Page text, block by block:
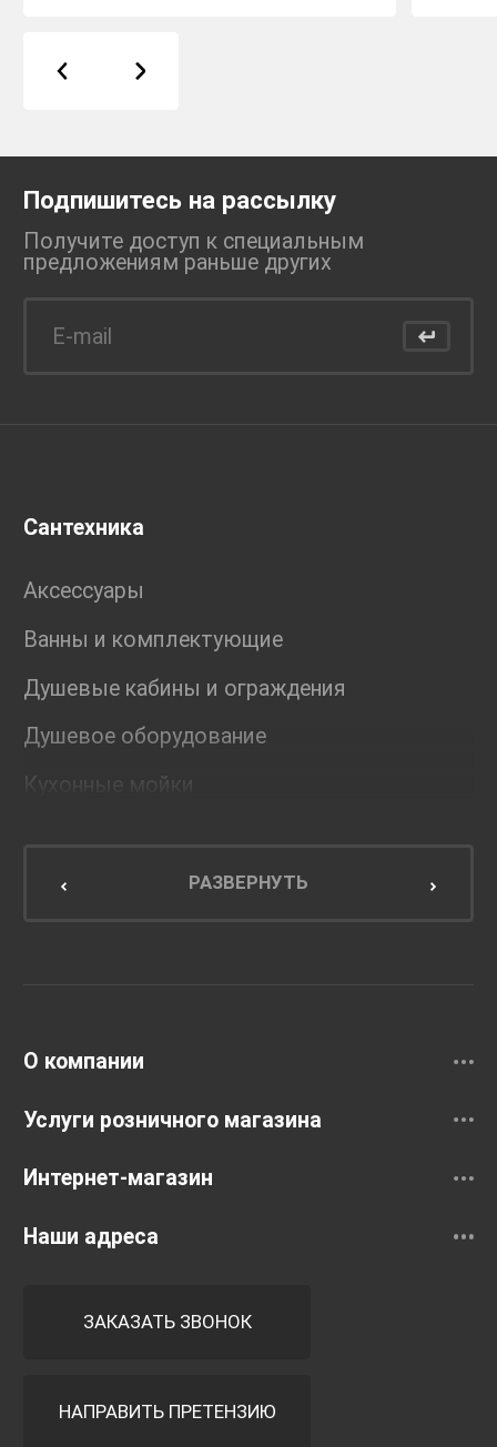
Подпишитесь на рассылку
Получите доступ к специальным
предложениям раньше других
Сантехника
Аксессуары
Ванны и комплектующие
Душевые кабины и ограждения
Душевое оборудование
Кухонные мойки
Мебель для кухниРАЗВЕРНУТЬ
О компании
Услуги розничного магазина
Интернет-магазин
Наши адреса
ЗАКАЗАТЬ ЗВОНОК
НАПРАВИТЬ ПРЕТЕНЗИЮ